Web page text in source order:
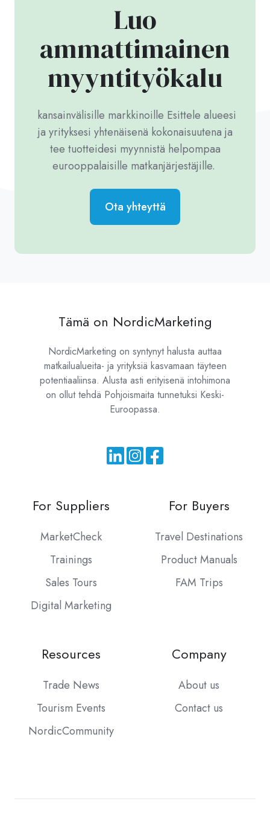
Luo
ammattimainen
myyntityökalu
kansainvälisille markkinoille Esittele alueesi
ja yrityksesi yhtenäisenä kokonaisuutena ja
tee tuotteidesi myynnistä helpompaa
eurooppalaisille matkanjärjestäjille.
Ota yhteyttä
Tämä on NordicMarketing
NordicMarketing on syntynyt halusta auttaa
matkailualueita- ja yrityksiä kasvamaan täyteen
potentiaaliinsa. Alusta asti erityisenä intohimona
on ollut tehdä Pohjoismaita tunnetuksi Keski-
Euroopassa.
For Suppliers
MarketCheck
Trainings
Sales Tours
Digital Marketing
For Buyers
Travel Destinations
Product Manuals
FAM Trips
Resources
Trade News
Tourism Events
NordicCommunity
Company
About us
Contact us